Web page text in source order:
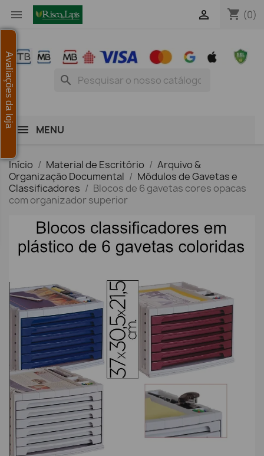
 shopping_cart (0)

search
MENU
Início Material de Escritório
Arquivo &
Organização Documental
Módulos de Gavetas e
Classificadores
Blocos de 6 gavetas cores opacas
com organizador superior
Avaliações da loja